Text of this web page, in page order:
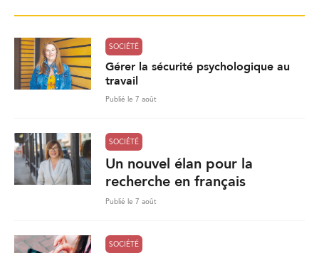
SOCIÉTÉ
Gérer la sécurité psychologique au
travail
Publié le 7 août
SOCIÉTÉ
Un nouvel élan pour la
recherche en français
Publié le 7 août
SOCIÉTÉ